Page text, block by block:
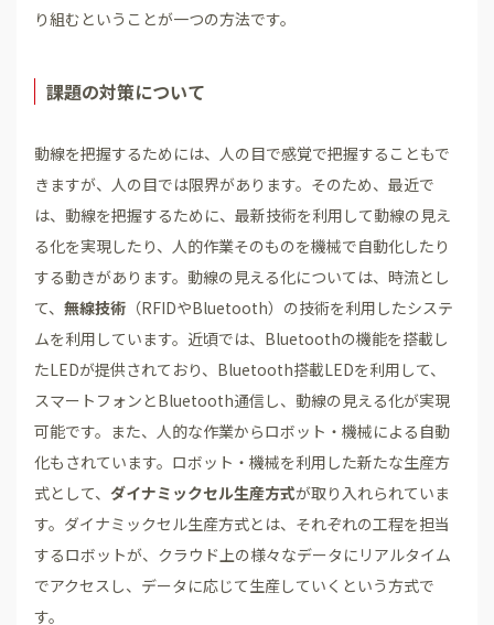
り組むということが一つの方法です。
課題の対策について
動線を把握するためには、人の目で感覚で把握することもで
きますが、人の目では限界があります。そのため、最近で
は、動線を把握するために、最新技術を利用して動線の見え
る化を実現したり、人的作業そのものを機械で自動化したり
する動きがあります。動線の見える化については、時流とし
て、 無線技術 （RFIDやBluetooth）の技術を利用したシステ
ムを利用しています。近頃では、Bluetoothの機能を搭載し
たLEDが提供されており、Bluetooth搭載LEDを利用して、
スマートフォンとBluetooth通信し、動線の見える化が実現
可能です。また、人的な作業からロボット・機械による自動
化もされています。ロボット・機械を利用した新たな生産方
式として、 ダイナミックセル生産方式が取り入れられていま
す。ダイナミックセル生産方式とは、それぞれの工程を担当
するロボットが、クラウド上の様々なデータにリアルタイム
でアクセスし、データに応じて生産していくという方式で
す。